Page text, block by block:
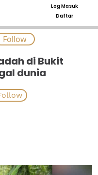
Log Masuk
Daftar
di Bukit
dunia